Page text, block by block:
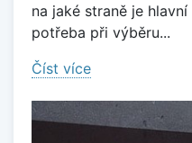
na jaké straně je
potřeba při výběru...
Číst více